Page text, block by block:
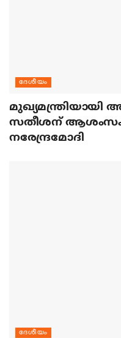
ദേശീയം
മുഖ്യമന്ത്രിയായി
സതീശന് ആശംസകള്‍
നരേന്ദ്രമോദി
ദേശീയം